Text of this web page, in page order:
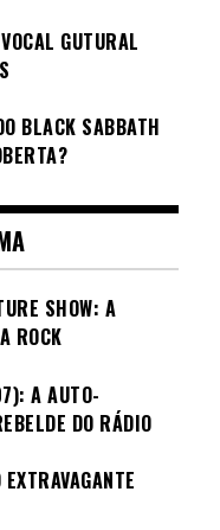
GUTURAL
BLACK SABBATH
SHOW: A
ROCK
A AUTO-
DO RÁDIO